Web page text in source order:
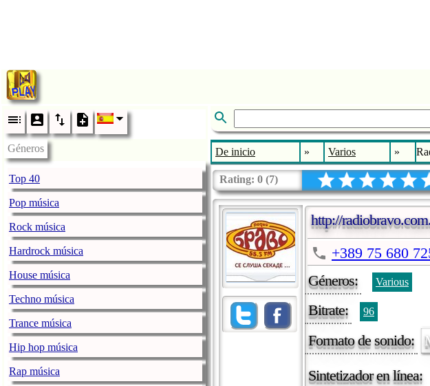
Géneros
Top 40
Pop música
Rock música
Hardrock música
House música
Techno música
Trance música
Hip hop música
Rap música
De inicio » Varios »
Rating: 0 (7)
http://
+389 75 680
Géneros:
Various
Bitrate: 96
Formato de sonido:
Sintetizador en línea: